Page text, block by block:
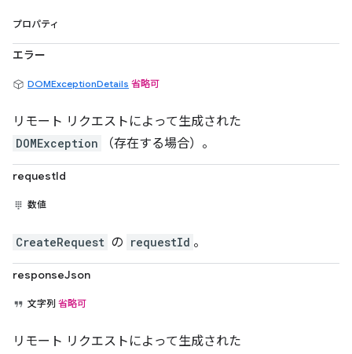
プロパティ
エラー
DOMExceptionDetails 省略可
リモート リクエストによって生成された
DOMException （存在する場合）。
requestId
数値
CreateRequest の requestId 。
responseJson
文字列 省略可
リモート リクエストによって生成された